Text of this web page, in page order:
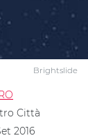
Brightslide
Città
2016